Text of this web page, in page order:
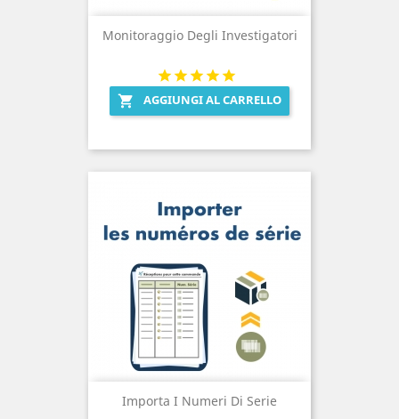
Monitoraggio Degli Investigatori
 AGGIUNGI AL CARRELLO
Importa I Numeri Di Serie